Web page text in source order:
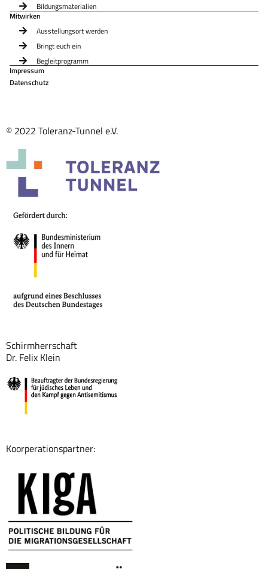
Bildungsmaterialien
Mitwirken
Ausstellungsort werden
Bringt euch ein
Begleitprogramm
Impressum
Datenschutz
© 2022 Toleranz-Tunnel e.V.
Schirmherrschaft
Dr. Felix Klein
Koorperationspartner: